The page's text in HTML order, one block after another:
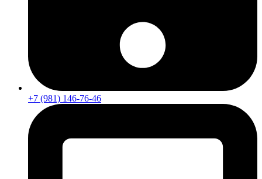
+7 (981) 146-76-46